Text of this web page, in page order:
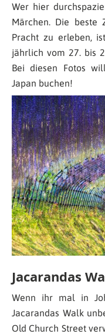
Wer hier
Märchen. Die
Pracht zu erleben,
jährlich vom 27. bis
Bei diesen Fotos
Japan buchen!
Jacarandas
Wenn ihr mal in
Jacarandas Walk
Old Church Street